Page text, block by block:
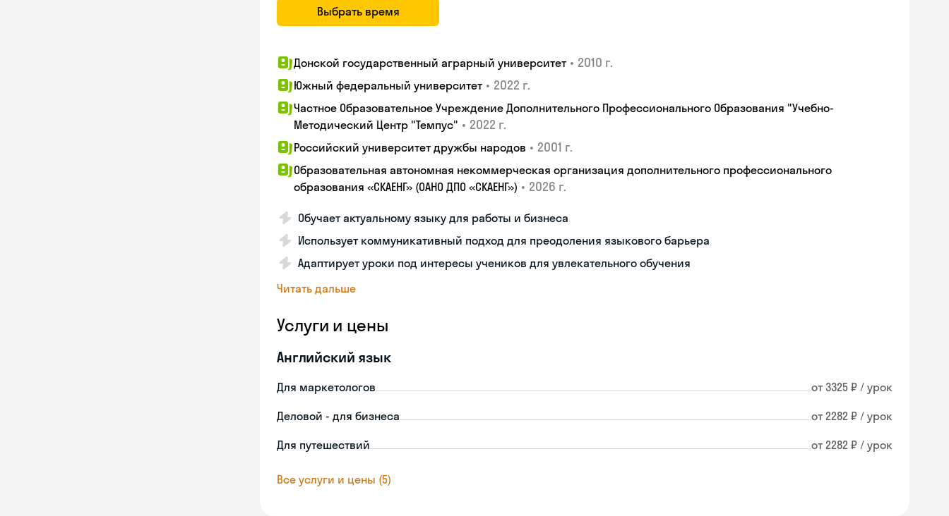
Выбрать время
Донской государственный аграрный университет • 2010 г.
Южный федеральный университет • 2022 г.
Частное Образовательное Учреждение Дополнительного Профессионального Образования "Учебно-
Методический Центр "Темпус" • 2022 г.
Российский университет дружбы народов • 2001 г.
Образовательная автономная некоммерческая организация дополнительного профессионального
образования «СКАЕНГ» (ОАНО ДПО «СКАЕНГ») • 2026 г.
Обучает актуальному языку для работы и бизнеса
Использует коммуникативный подход для преодоления языкового барьера
Адаптирует уроки под интересы учеников для увлекательного обучения
Читать дальше
Услуги и цены
Английский язык
Для маркетологов от 3325 ₽ / урок
Деловой - для бизнеса от 2282 ₽ / урок
Для путешествий от 2282 ₽ / урок
Все услуги и цены (5)